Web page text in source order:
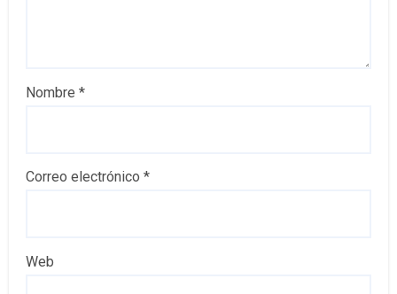
Nombre *
Correo electrónico *
Web